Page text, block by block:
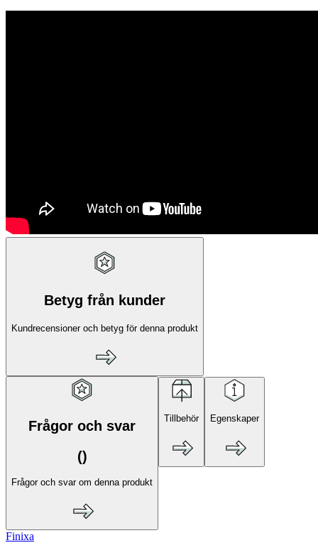
Betyg från kunder
Kundrecensioner och betyg för denna produkt
Frågor och svar
()
Frågor och svar om denna produkt
Tillbehör Egenskaper
Finixa